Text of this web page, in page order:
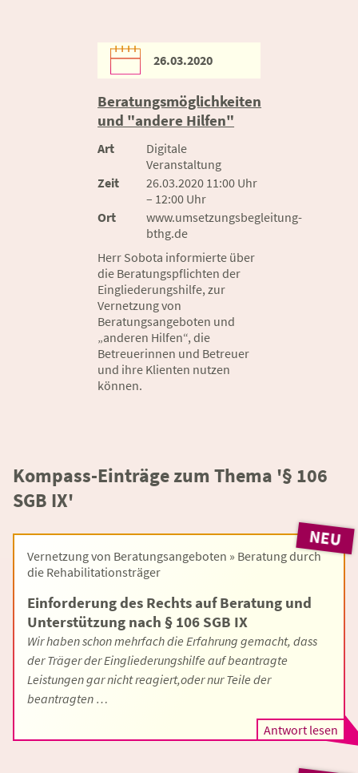
26.03.2020
Beratungsmöglichkeiten
und "andere Hilfen"
Art
Digitale
Veranstaltung
Zeit
26.03.2020 11:00 Uhr
– 12:00 Uhr
Ort
www.umsetzungsbegleitung-
bthg.de
Herr Sobota informierte über
die Beratungspflichten der
Eingliederungshilfe, zur
Vernetzung von
Beratungsangeboten und
„anderen Hilfen“, die
Betreuerinnen und Betreuer
und ihre Klienten nutzen
können.
Kompass-Einträge zum Thema '§ 106
SGB IX'
NEU
Vernetzung von Beratungsangeboten » Beratung durch
die Rehabilitationsträger
Einforderung des Rechts auf Beratung und
Unterstützung nach § 106 SGB IX
Wir haben schon mehrfach die Erfahrung gemacht, dass
der Träger der Eingliederungshilfe auf beantragte
Leistungen gar nicht reagiert,oder nur Teile der
beantragten …
Antwort lesen